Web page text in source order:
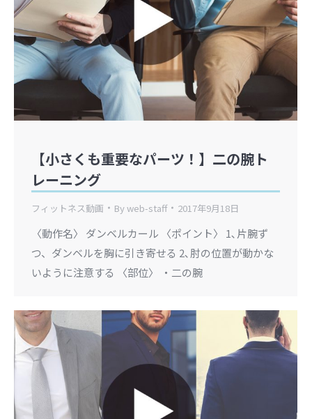
【小さくも重要なパーツ！】二の腕ト
レーニング
フィットネス動画 Byweb-staff 2017年9月18日
〈動作名〉 ダンベルカール 〈ポイント〉 1､片腕ず
つ、ダンベルを胸に引き寄せる 2､肘の位置が動かな
いように注意する 〈部位〉 ・二の腕